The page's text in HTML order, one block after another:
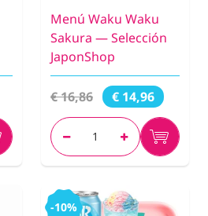
Menú Waku Waku
Sakura — Selección
JaponShop
€ 16,86 € 14,96
-10%